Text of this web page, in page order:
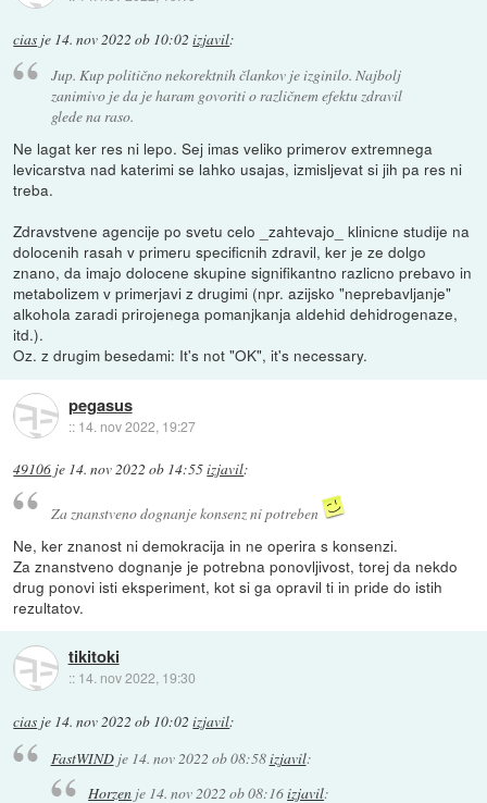
cias je 14. nov 2022 ob 10:02 izjavil:
Jup. Kup politično nekorektnih člankov je izginilo. Najbolj
zanimivo je da je haram govoriti o različnem efektu zdravil
glede na raso.
Ne lagat ker res ni lepo. Sej imas veliko primerov extremnega
levicarstva nad katerimi se lahko usajas, izmisljevat si jih pa res ni
treba.
Zdravstvene agencije po svetu celo _zahtevajo_ klinicne studije na
dolocenih rasah v primeru specificnih zdravil, ker je ze dolgo
znano, da imajo dolocene skupine signifikantno razlicno prebavo in
metabolizem v primerjavi z drugimi (npr. azijsko "neprebavljanje"
alkohola zaradi prirojenega pomanjkanja aldehid dehidrogenaze,
itd.).
Oz. z drugim besedami: It's not "OK", it's necessary.
pegasus
:: 14. nov 2022, 19:27
49106 je 14. nov 2022 ob 14:55izjavil:
Za znanstveno dognanje konsenz ni potreben
Ne, ker znanost ni demokracija in ne operira s konsenzi.
Za znanstveno dognanje je potrebna ponovljivost, torej da nekdo
drug ponovi isti eksperiment, kot si ga opravil ti in pride do istih
rezultatov.
tikitoki
:: 14. nov 2022, 19:30
cias je 14. nov 2022 ob 10:02 izjavil:
FastWINDje 14. nov 2022 ob 08:58izjavil:
Horzen je 14. nov 2022 ob 08:16izjavil: